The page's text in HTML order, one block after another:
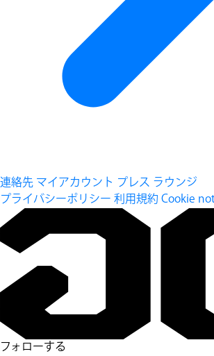
連絡先 マイアカウント プレス ラウンジ
プライバシーポリシー 利用規約 Cookie
フォローする